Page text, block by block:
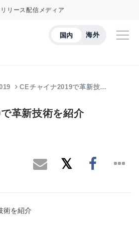
リース配信メディア
国内 海外
CEチャイナ2019で革新技…
革新技術を紹介
術を紹介